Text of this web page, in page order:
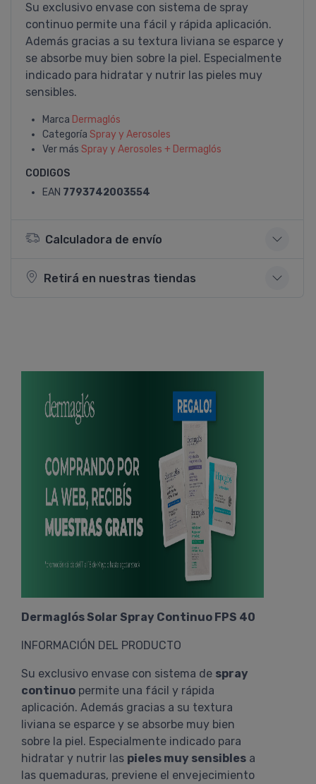
Su exclusivo envase con sistema de spray
continuo permite una fácil y rápida aplicación.
Además gracias a su textura liviana se esparce y
se absorbe muy bien sobre la piel. Especialmente
indicado para hidratar y nutrir las pieles muy
sensibles.
Marca Dermaglós
Categoría Spray y Aerosoles
Ver más Spray y Aerosoles + Dermaglós
CODIGOS
EAN 7793742003554
Calculadora de envío
Retirá en nuestras tiendas
Dermaglós Solar Spray Continuo FPS 40
INFORMACIÓN DEL PRODUCTO
Su exclusivo envase con sistema de spray
continuo permite una fácil y rápida
aplicación. Además gracias a su textura
liviana se esparce y se absorbe muy bien
sobre la piel. Especialmente indicado para
hidratar y nutrir las pieles muy sensibles a
las quemaduras, previene el envejecimiento